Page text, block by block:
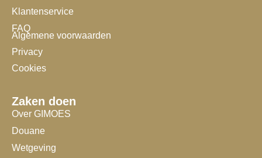
Klantenservice
FAQ
Algemene voorwaarden
Privacy
Cookies
Zaken doen
Over GIMOES
Douane
Wetgeving